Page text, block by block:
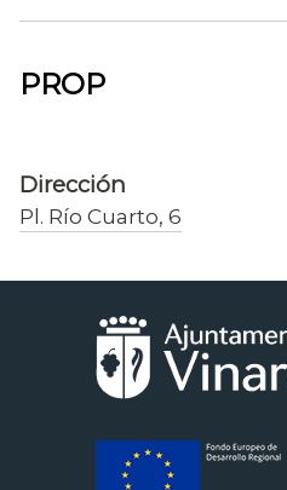
ayuda
a
PROP
Dirección
Pl. Río Cuarto, 6